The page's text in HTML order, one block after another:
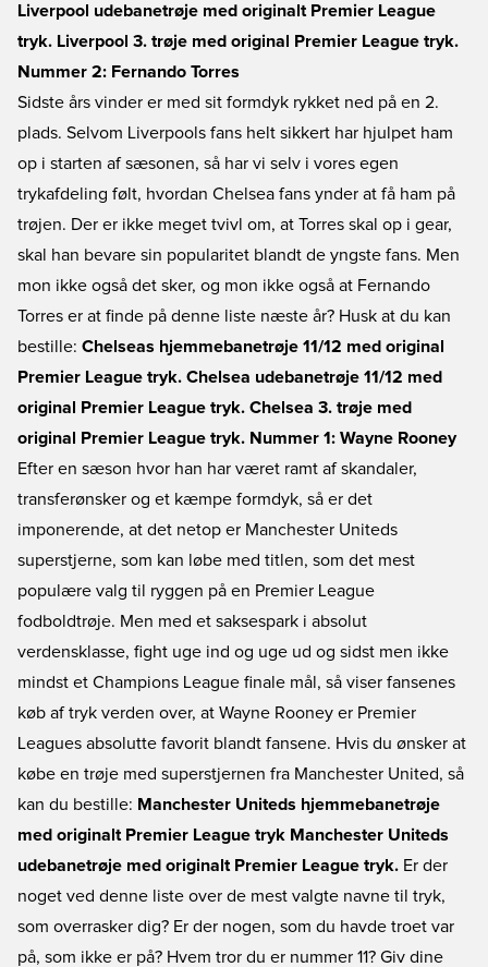
Liverpool udebanetrøje med originalt Premier League
tryk. Liverpool 3. trøje med original Premier League tryk.
Nummer 2: Fernando Torres
Sidste års vinder er med sit formdyk rykket ned på en 2.
plads. Selvom Liverpools fans helt sikkert har hjulpet ham
op i starten af sæsonen, så har vi selv i vores egen
trykafdeling følt, hvordan Chelsea fans ynder at få ham på
trøjen. Der er ikke meget tvivl om, at Torres skal op i gear,
skal han bevare sin popularitet blandt de yngste fans. Men
mon ikke også det sker, og mon ikke også at Fernando
Torres er at finde på denne liste næste år? Husk at du kan
bestille: Chelseas hjemmebanetrøje 11/12 med original
Premier League tryk. Chelsea udebanetrøje 11/12 med
original Premier League tryk. Chelsea 3. trøje med
original Premier League tryk. Nummer 1: Wayne Rooney
Efter en sæson hvor han har været ramt af skandaler,
transferønsker og et kæmpe formdyk, så er det
imponerende, at det netop er Manchester Uniteds
superstjerne, som kan løbe med titlen, som det mest
populære valg til ryggen på en Premier League
fodboldtrøje. Men med et saksespark i absolut
verdensklasse, fight uge ind og uge ud og sidst men ikke
mindst et Champions League finale mål, så viser fansenes
køb af tryk verden over, at Wayne Rooney er Premier
Leagues absolutte favorit blandt fansene. Hvis du ønsker at
købe en trøje med superstjernen fra Manchester United, så
kan du bestille: Manchester Uniteds hjemmebanetrøje
med originalt Premier League tryk Manchester Uniteds
udebanetrøje med originalt Premier League tryk. Er der
noget ved denne liste over de mest valgte navne til tryk,
som overrasker dig? Er der nogen, som du havde troet var
på, som ikke er på? Hvem tror du er nummer 11? Giv dine